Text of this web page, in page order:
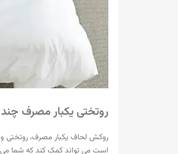
روتختی یکبار مصرف
روکش لحاف یکبار مصرف، روتختی و
است می تواند کمک کند که شما می